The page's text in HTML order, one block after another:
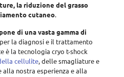
la riduzione del grasso
cutaneo.
di una vasta gamma di
la diagnosi e il trattamento
è la tecnologia cryo t-shock
cellulite, delle smagliature e
alla nostra esperienza e alla